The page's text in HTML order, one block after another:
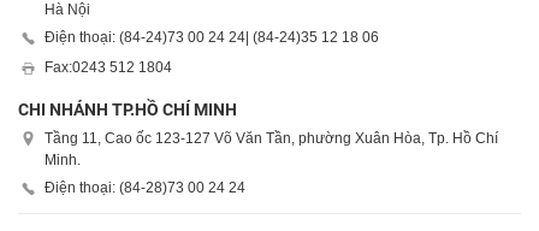
Hà Nội
Điện thoại: (84-24)73 00 24 24 | (84-24)35 12 18 06
Fax:0243 512 1804
CHI NHÁNH TP.HỒ CHÍ MINH
Tầng 11, Cao ốc 123-127 Võ Văn Tần, phường Xuân Hòa, Tp. Hồ Chí
Minh.
Điện thoại: (84-28)73 00 24 24